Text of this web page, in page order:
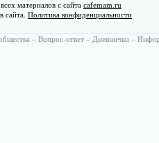
материалов с сайта cafemam.ru
сайта. Политика конфиденциальности
– Вопрос-ответ – Дневнички –